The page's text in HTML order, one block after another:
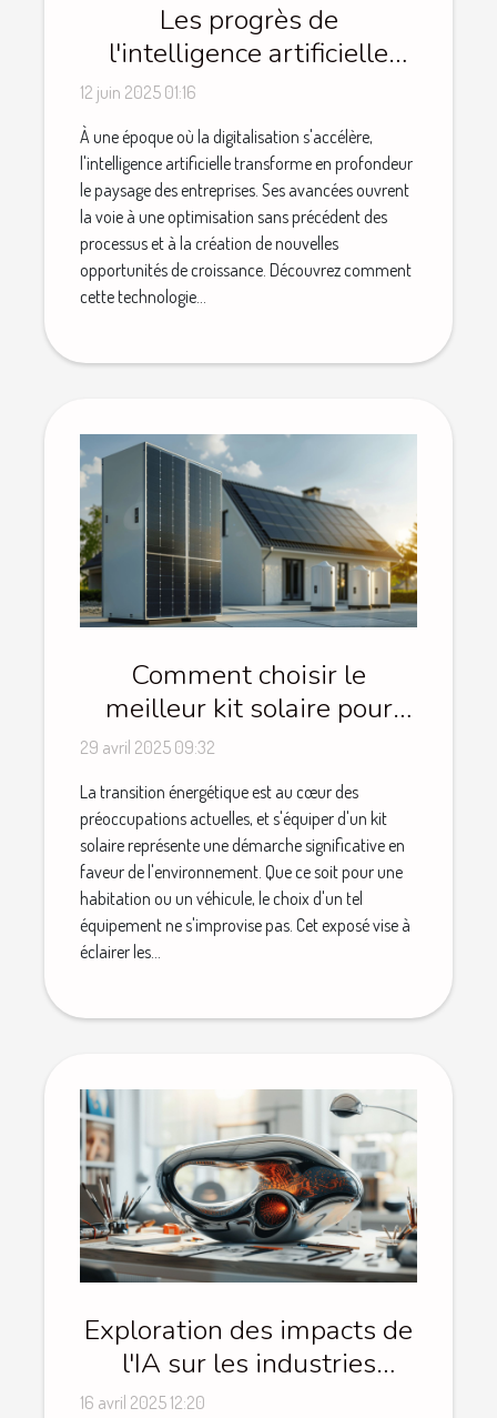
Les progrès de
l'intelligence artificielle
appliquée aux entreprises
12 juin 2025 01:16
À une époque où la digitalisation s'accélère,
l'intelligence artificielle transforme en profondeur
le paysage des entreprises. Ses avancées ouvrent
la voie à une optimisation sans précédent des
processus et à la création de nouvelles
opportunités de croissance. Découvrez comment
cette technologie...
Comment choisir le
meilleur kit solaire pour
votre maison ou véhicule
29 avril 2025 09:32
La transition énergétique est au cœur des
préoccupations actuelles, et s'équiper d'un kit
solaire représente une démarche significative en
faveur de l'environnement. Que ce soit pour une
habitation ou un véhicule, le choix d'un tel
équipement ne s'improvise pas. Cet exposé vise à
éclairer les...
Exploration des impacts de
l'IA sur les industries
créatives
16 avril 2025 12:20